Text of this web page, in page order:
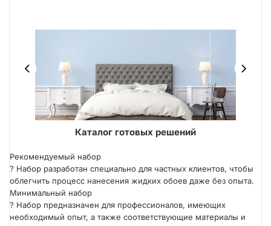
Каталог готовых решений
Рекомендуемый набор
? Набор разработан специально для частных клиентов, чтобы
облегчить процесс нанесения жидких обоев даже без опыта.
Минимальный набор
? Набор предназначен для профессионалов, имеющих
необходимый опыт, а также соответствующие материалы и